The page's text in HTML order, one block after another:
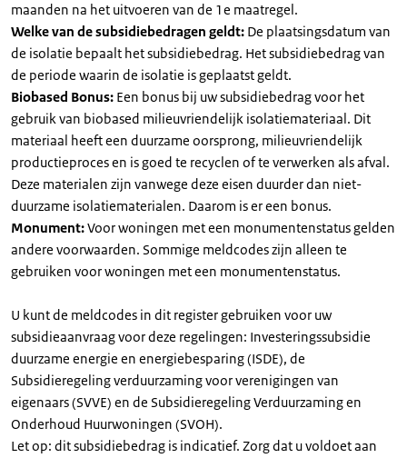
maanden na het uitvoeren van de 1e maatregel.
Welke van de subsidiebedragen geldt: De plaatsingsdatum van
de isolatie bepaalt het subsidiebedrag. Het subsidiebedrag van
de periode waarin de isolatie is geplaatst geldt.
Biobased Bonus: Een bonus bij uw subsidiebedrag voor het
gebruik van biobased milieuvriendelijk isolatiemateriaal. Dit
materiaal heeft een duurzame oorsprong, milieuvriendelijk
productieproces en is goed te recyclen of te verwerken als afval.
Deze materialen zijn vanwege deze eisen duurder dan niet-
duurzame isolatiematerialen. Daarom is er een bonus.
Monument:Voor woningen met een monumentenstatus gelden
andere voorwaarden. Sommige meldcodes zijn alleen te
gebruiken voor woningen met een monumentenstatus.
U kunt de meldcodes in dit register gebruiken voor uw
subsidieaanvraag voor deze regelingen: Investeringssubsidie
duurzame energie en energiebesparing (ISDE), de
Subsidieregeling verduurzaming voor verenigingen van
eigenaars (SVVE) en de Subsidieregeling Verduurzaming en
Onderhoud Huurwoningen (SVOH).
Let op: dit subsidiebedrag is indicatief. Zorg dat u voldoet aan